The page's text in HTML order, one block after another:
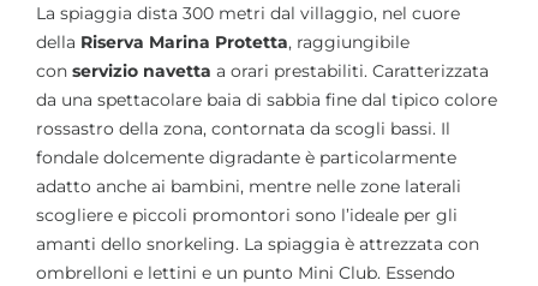
La spiaggia dista 300 metri dal villaggio, nel cuore
della Riserva Marina Protetta, raggiungibile
con servizio navetta a orari prestabiliti. Caratterizzata
da una spettacolare baia di sabbia fine dal tipico colore
rossastro della zona, contornata da scogli bassi. Il
fondale dolcemente digradante è particolarmente
adatto anche ai bambini, mentre nelle zone laterali
scogliere e piccoli promontori sono l’ideale per gli
amanti dello snorkeling. La spiaggia è attrezzata con
ombrelloni e lettini e un punto Mini Club. Essendo